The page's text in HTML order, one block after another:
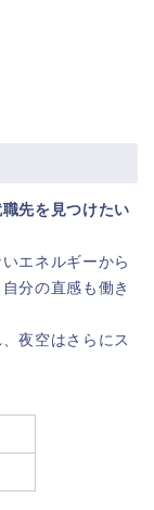
先を見つけたい
エネルギーから
分の直感も働き
夜空はさらにス